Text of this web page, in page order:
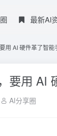
最新AI
用 AI 硬件革了智能
要用 AI
AI分享圈